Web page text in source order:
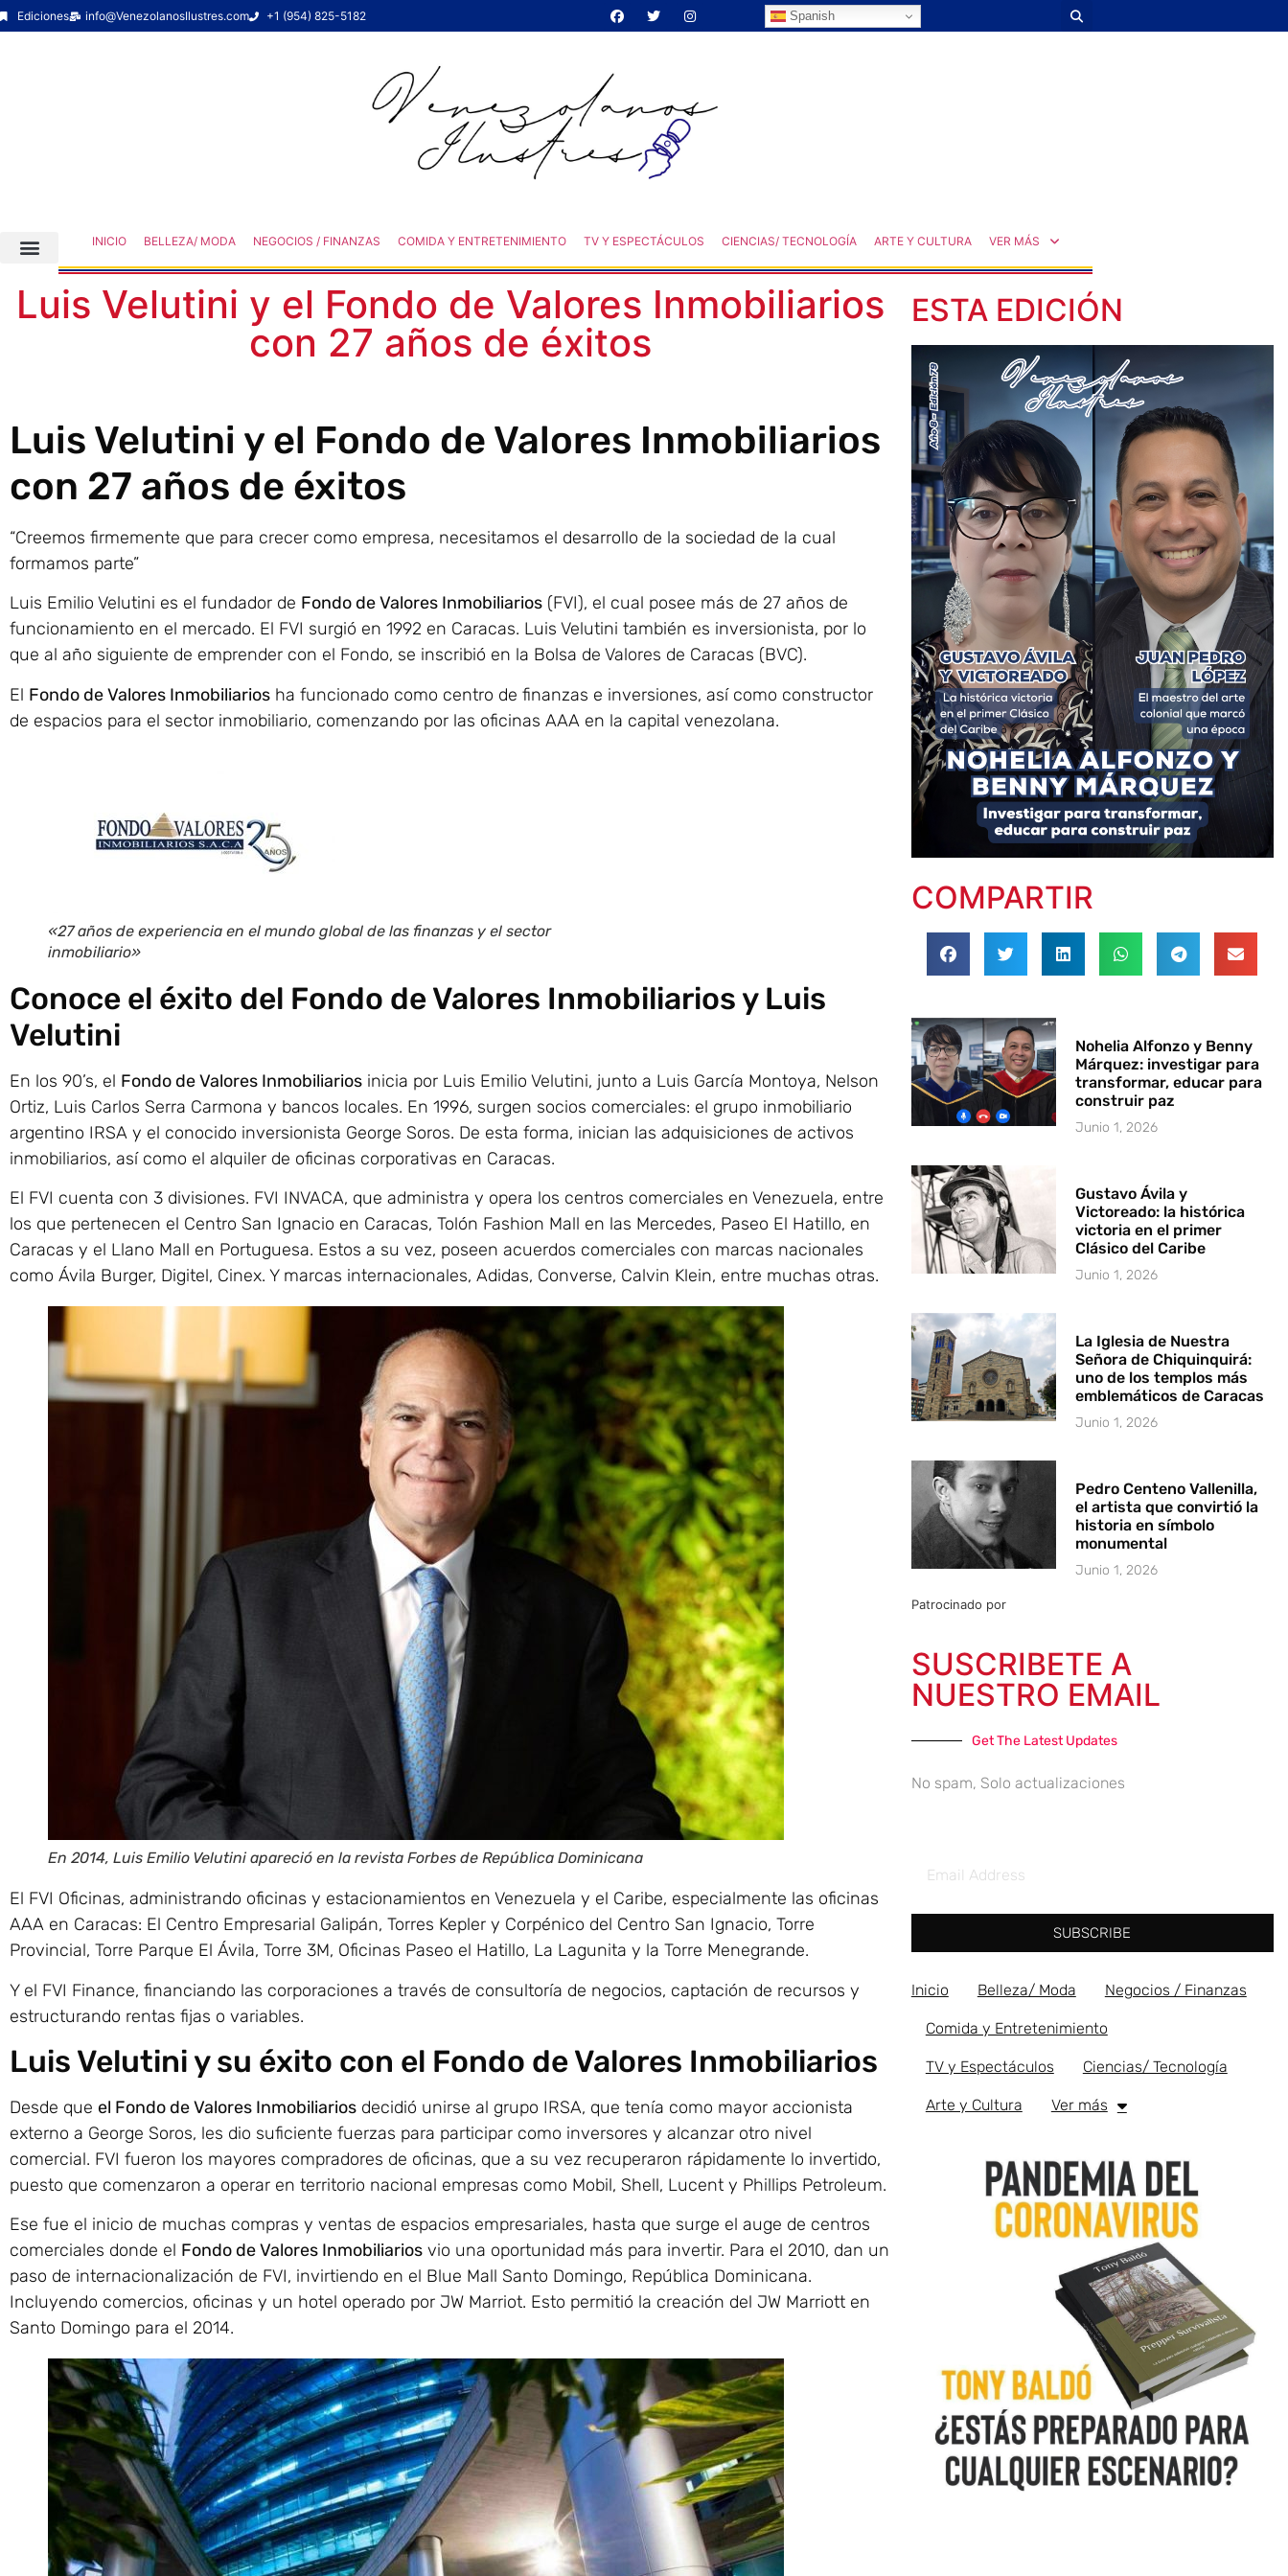
Ediciones info@VenezolanosIlustres.com +1 (954) 825-5182 Spanish
INICIO BELLEZA/ MODA NEGOCIOS / FINANZAS COMIDA Y ENTRETENIMIENTO TV Y ESPECTÁCULOS CIENCIAS/ TECNOLOGÍA ARTE Y CULTURA VER MÁS
Luis Velutini y el Fondo de Valores Inmobiliarios
con 27 años de éxitos
Luis Velutini y el Fondo de Valores Inmobiliarios
con 27 años de éxitos
“Creemos firmemente que para crecer como empresa, necesitamos el desarrollo de la sociedad de la cual
formamos parte”
Luis Emilio Velutini es el fundador de Fondo de Valores Inmobiliarios (FVI), el cual posee más de 27 años de
funcionamiento en el mercado. El FVI surgió en 1992 en Caracas. Luis Velutini también es inversionista, por lo
que al año siguiente de emprender con el Fondo, se inscribió en la Bolsa de Valores de Caracas (BVC).
El Fondo de Valores Inmobiliarios ha funcionado como centro de finanzas e inversiones, así como constructor
de espacios para el sector inmobiliario, comenzando por las oficinas AAA en la capital venezolana.
«27 años de experiencia en el mundo global de las finanzas y el sector
inmobiliario»
Conoce el éxito del Fondo de Valores Inmobiliarios y Luis
Velutini
En los 90’s, el Fondo de Valores Inmobiliarios inicia por Luis Emilio Velutini, junto a Luis García Montoya, Nelson
Ortiz, Luis Carlos Serra Carmona y bancos locales. En 1996, surgen socios comerciales: el grupo inmobiliario
argentino IRSA y el conocido inversionista George Soros. De esta forma, inician las adquisiciones de activos
inmobiliarios, así como el alquiler de oficinas corporativas en Caracas.
El FVI cuenta con 3 divisiones. FVI INVACA, que administra y opera los centros comerciales en Venezuela, entre
los que pertenecen el Centro San Ignacio en Caracas, Tolón Fashion Mall en las Mercedes, Paseo El Hatillo, en
Caracas y el Llano Mall en Portuguesa. Estos a su vez, poseen acuerdos comerciales con marcas nacionales
como Ávila Burger, Digitel, Cinex. Y marcas internacionales, Adidas, Converse, Calvin Klein, entre muchas otras.
En 2014, Luis Emilio Velutini apareció en la revista Forbes de República Dominicana
El FVI Oficinas, administrando oficinas y estacionamientos en Venezuela y el Caribe, especialmente las oficinas
AAA en Caracas: El Centro Empresarial Galipán, Torres Kepler y Corpénico del Centro San Ignacio, Torre
Provincial, Torre Parque El Ávila, Torre 3M, Oficinas Paseo el Hatillo, La Lagunita y la Torre Menegrande.
Y el FVI Finance, financiando las corporaciones a través de consultoría de negocios, captación de recursos y
estructurando rentas fijas o variables.
Luis Velutini y su éxito con el Fondo de Valores Inmobiliarios
Desde que el Fondo de Valores Inmobiliarios decidió unirse al grupo IRSA, que tenía como mayor accionista
externo a George Soros, les dio suficiente fuerzas para participar como inversores y alcanzar otro nivel
comercial. FVI fueron los mayores compradores de oficinas, que a su vez recuperaron rápidamente lo invertido,
puesto que comenzaron a operar en territorio nacional empresas como Mobil, Shell, Lucent y Phillips Petroleum.
Ese fue el inicio de muchas compras y ventas de espacios empresariales, hasta que surge el auge de centros
comerciales donde el Fondo de Valores Inmobiliarios vio una oportunidad más para invertir. Para el 2010, dan un
paso de internacionalización de FVI, invirtiendo en el Blue Mall Santo Domingo, República Dominicana.
Incluyendo comercios, oficinas y un hotel operado por JW Marriot. Esto permitió la creación del JW Marriott en
Santo Domingo para el 2014.
ESTA EDICIÓN
COMPARTIR
Nohelia Alfonzo y Benny
Márquez: investigar para
transformar, educar para
construir paz
Junio 1, 2026
Gustavo Ávila y
Victoreado: la histórica
victoria en el primer
Clásico del Caribe
Junio 1, 2026
La Iglesia de Nuestra
Señora de Chiquinquirá:
uno de los templos más
emblemáticos de Caracas
Junio 1, 2026
Pedro Centeno Vallenilla,
el artista que convirtió la
historia en símbolo
monumental
Junio 1, 2026
Patrocinado por
SUSCRIBETE A
NUESTRO EMAIL
Get The Latest Updates
No spam, Solo actualizaciones
SUBSCRIBE
Inicio Belleza/ Moda Negocios / Finanzas
Comida y Entretenimiento
TV y Espectáculos Ciencias/ Tecnología
Arte y Cultura Ver más